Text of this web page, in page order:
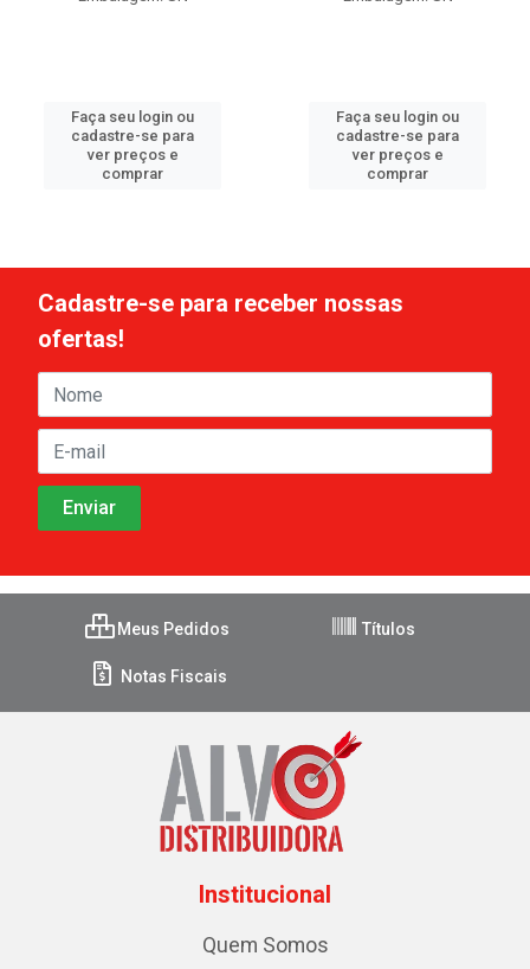
Faça seu login ou
cadastre-se para
ver preços e
comprar
Faça seu login ou
cadastre-se para
ver preços e
comprar
Cadastre-se para receber nossas
ofertas!
Meus Pedidos Títulos
Notas Fiscais
Institucional
Quem Somos